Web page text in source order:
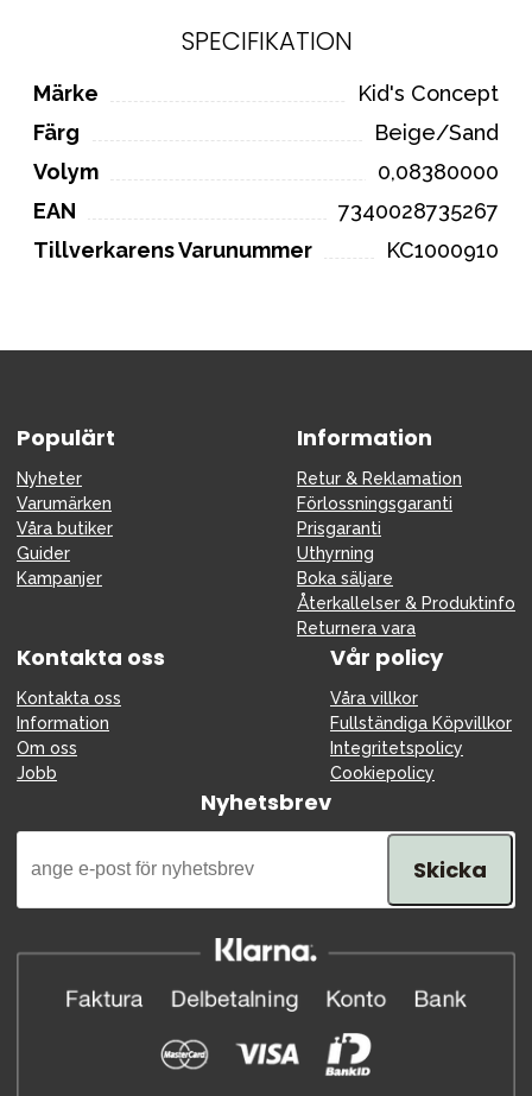
SPECIFIKATION
Märke
Kid's Concept
Färg
Beige/Sand
Volym
0,08380000
EAN
7340028735267
Tillverkarens Varunummer
KC1000910
Populärt
Nyheter
Varumärken
Våra butiker
Guider
Kampanjer
Information
Retur & Reklamation
Förlossningsgaranti
Prisgaranti
Uthyrning
Boka säljare
Återkallelser & Produktinfo
Returnera vara
Kontakta oss
Kontakta oss
Information
Om oss
Jobb
Vår policy
Våra villkor
Fullständiga Köpvillkor
Integritetspolicy
Cookiepolicy
Nyhetsbrev
Skicka